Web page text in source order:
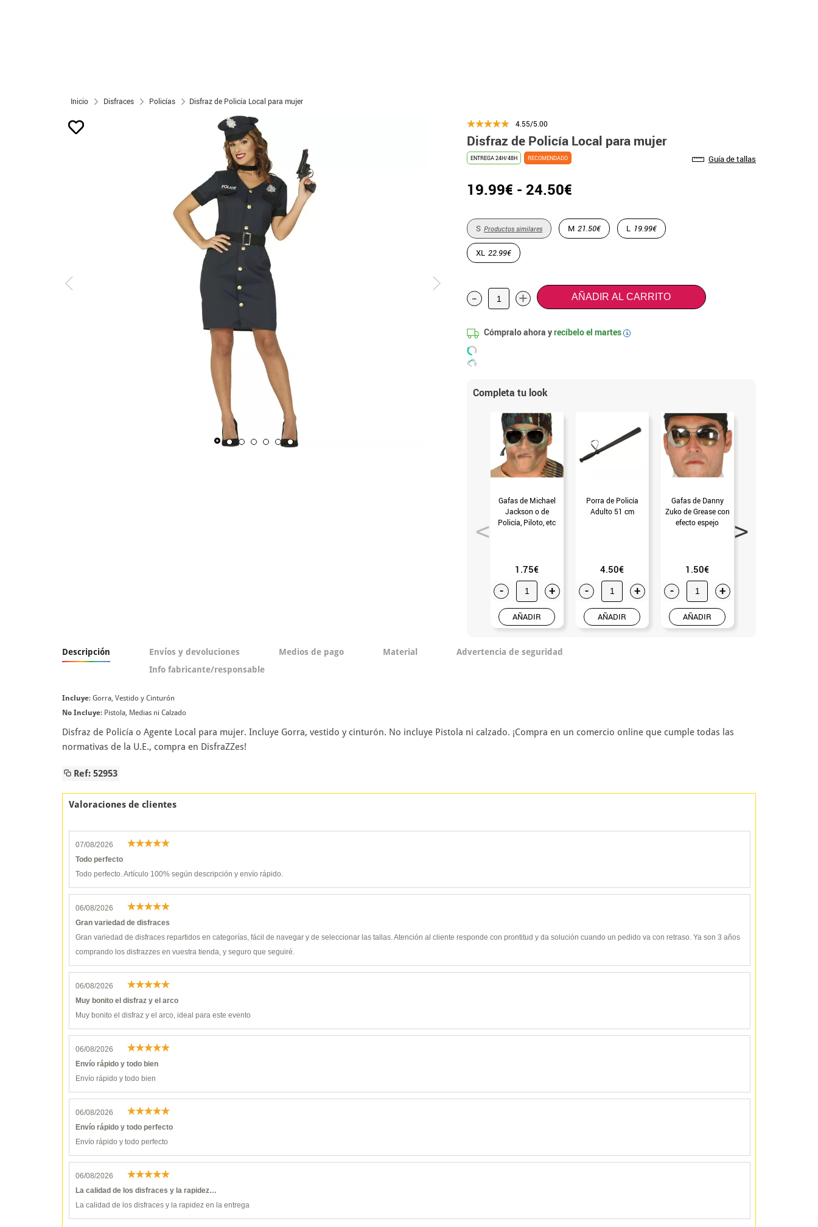
Inicio Disfraces Policías Disfraz de Policía Local para mujer
4.55/5.00
Disfraz de Policía Local para mujer
ENTREGA 24H/48H RECOMENDADO Guía de tallas
19.99€ - 24.50€
S Productos similares M 21.50€ L 19.99€
XL 22.99€
- + AÑADIR AL CARRITO
Cómpralo ahora yrecíbelo el martes i
Completa tu look
Gafas de Michael
Jackson o de
Policía, Piloto, etc
1.75€
- +
AÑADIR
Porra de Policía
Adulto 51 cm
4.50€
- +
AÑADIR
Gafas de Danny
Zuko de Grease con
efecto espejo
1.50€
- +
AÑADIR
Descripción Envíos y devoluciones Medios de pago Material
Advertencia de seguridad
Info fabricante/responsable
Incluye: Gorra, Vestido y Cinturón
No Incluye: Pistola, Medias ni Calzado
Disfraz de Policía o Agente Local para mujer. Incluye Gorra, vestido y cinturón. No incluye Pistola ni calzado. ¡Compra en un comercio online que cumple todas las
normativas de la U.E., compra en DisfraZZes!
Ref: 52953
Valoraciones de clientes
07/08/2026
Todo perfecto
Todo perfecto. Artículo 100% según descripción y envío rápido.
06/08/2026
Gran variedad de disfraces
Gran variedad de disfraces repartidos en categorías, fácil de navegar y de seleccionar las tallas. Atención al cliente responde con prontitud y da solución cuando un pedido va con retraso. Ya son 3 años
comprando los disfrazzes en vuestra tienda, y seguro que seguiré.
06/08/2026
Muy bonito el disfraz y el arco
Muy bonito el disfraz y el arco, ideal para este evento
06/08/2026
Envío rápido y todo bien
Envío rápido y todo bien
06/08/2026
Envío rápido y todo perfecto
Envío rápido y todo perfecto
06/08/2026
La calidad de los disfraces y la rapidez…
La calidad de los disfraces y la rapidez en la entrega